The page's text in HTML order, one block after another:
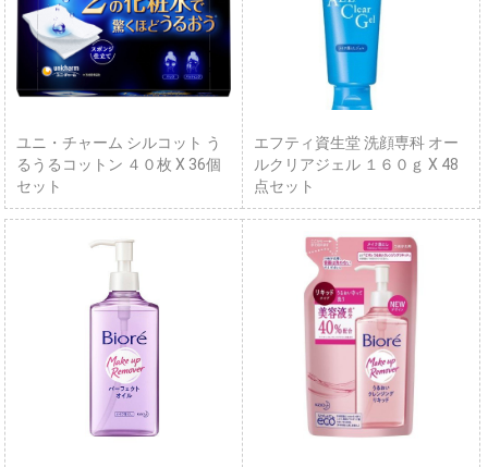
ユニ・チャーム シルコット う
るうるコットン ４０枚 X 36個
セット
エフティ資生堂 洗顔専科 オー
ルクリアジェル １６０ｇ X 48
点セット